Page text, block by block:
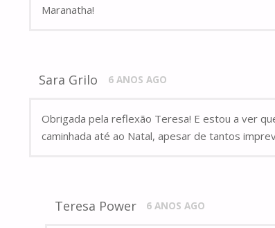
Maranatha!
Sara Grilo 6 ANOS AGO
Obrigada pela reflexão Teresa! E estou a ver
caminhada até ao Natal, apesar de tantos
Teresa Power 6 ANOS AGO